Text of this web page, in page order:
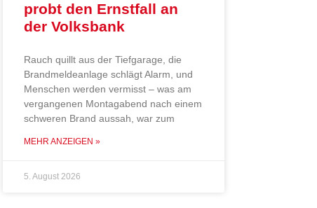
probt den Ernstfall an
der Volksbank
Rauch quillt aus der Tiefgarage, die
Brandmeldeanlage schlägt Alarm, und
Menschen werden vermisst – was am
vergangenen Montagabend nach einem
schweren Brand aussah, war zum
MEHR ANZEIGEN »
5. August 2026